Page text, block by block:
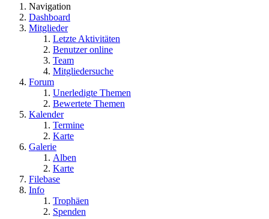
Navigation
Dashboard
Mitglieder
Letzte Aktivitäten
Benutzer online
Team
Mitgliedersuche
Forum
Unerledigte Themen
Bewertete Themen
Kalender
Termine
Karte
Galerie
Alben
Karte
Filebase
Info
Trophäen
Spenden